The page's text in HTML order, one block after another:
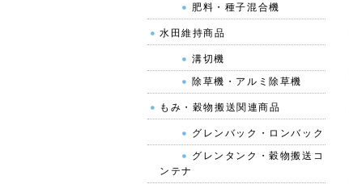
肥料・種子混合機
水田維持商品
溝切機
除草機・アルミ除草機
もみ・穀物搬送関連商品
グレンバック・ロンバック
グレンタンク・穀物搬送コ
ンテナ